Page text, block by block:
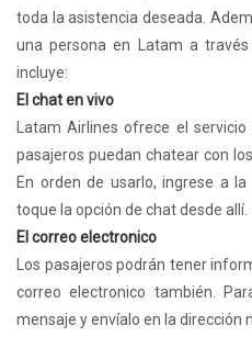
toda la asistencia deseada.
una persona en Latam a
incluye:
El chat en vivo
Latam Airlines ofrece el
pasajeros puedan chatear con
En orden de usarlo, ingrese a
toque la opción de chat desde allí.
El correo electronico
Los pasajeros podrán tener
correo electronico también.
mensaje y envíalo en la dirección